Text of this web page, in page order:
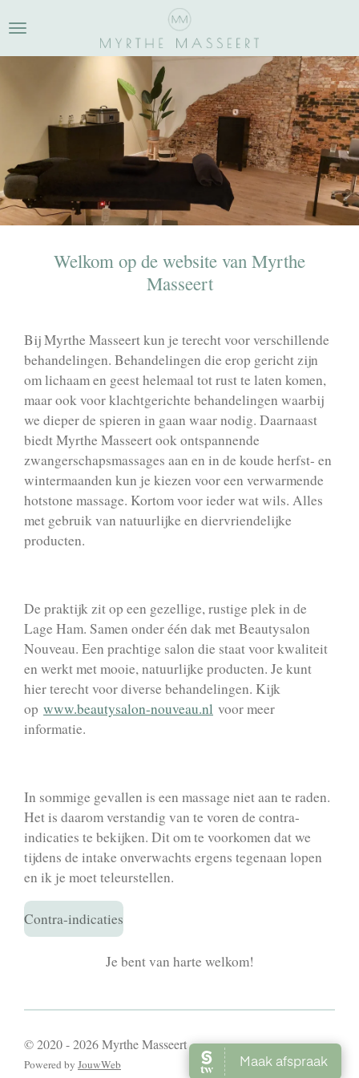
direct
naar
Welkom op de website van Myrthe
Masseert
Bij Myrthe Masseert kun je terecht voor verschillende
behandelingen. Behandelingen die erop gericht zijn
om lichaam en geest helemaal tot rust te laten komen,
maar ook voor klachtgerichte behandelingen waarbij
we dieper de spieren in gaan waar nodig. Daarnaast
biedt Myrthe Masseert ook ontspannende
zwangerschapsmassages aan en in de koude herfst- en
wintermaanden kun je kiezen voor een verwarmende
hotstone massage. Kortom voor ieder wat wils. Alles
met gebruik van natuurlijke en diervriendelijke
producten.
De praktijk zit op een gezellige, rustige plek in de
Lage Ham. Samen onder één dak met Beautysalon
Nouveau. Een prachtige salon die staat voor kwaliteit
en werkt met mooie, natuurlijke producten. Je kunt
hier terecht voor diverse behandelingen. Kijk
op www.beautysalon-nouveau.nl voor meer
informatie.
In sommige gevallen is een massage niet aan te raden.
Het is daarom verstandig van te voren de contra-
indicaties te bekijken. Dit om te voorkomen dat we
tijdens de intake onverwachts ergens tegenaan lopen
en ik je moet teleurstellen.
Contra-indicaties
Je bent van harte welkom!
© 2020 - 2026 Myrthe Masseert
Powered by JouwWeb